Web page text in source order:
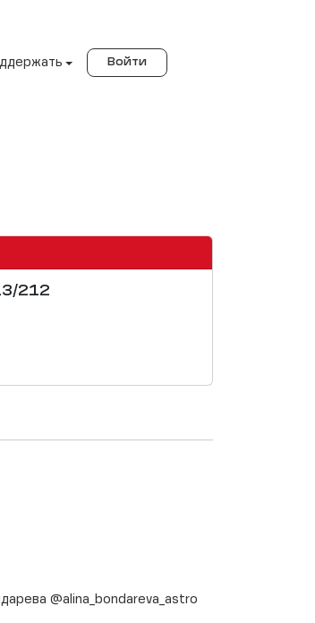
Войти
212
@alina_bondareva_astro